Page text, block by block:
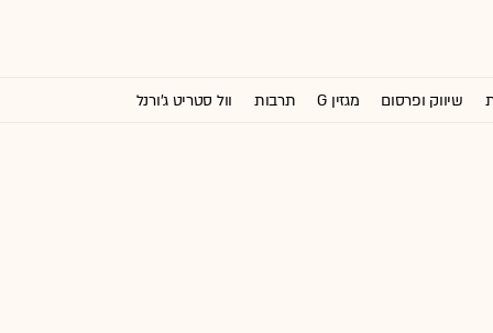
שיווק ופרסום מגזין G תרבות וול סטריט ג'ורנל